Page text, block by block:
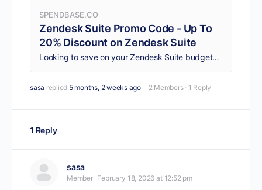
SPENDBASE.CO
Zendesk Suite Promo Code - Up To
20% Discount on Zendesk Suite
Looking to save on your Zendesk Suite budget? Get up to 20% off with Spendbase. Get Zendesk Suite discount for your next service.
sasa replied 5 months, 2 weeks ago 2 Members · 1 Reply
1 Reply
sasa
Member February 18, 2026 at 12:52 pm